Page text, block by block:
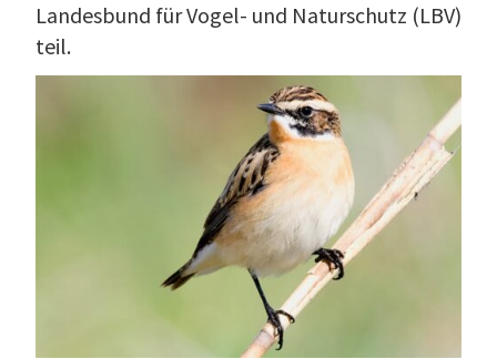
Landesbund für Vogel- und Naturschutz (LBV)
teil.